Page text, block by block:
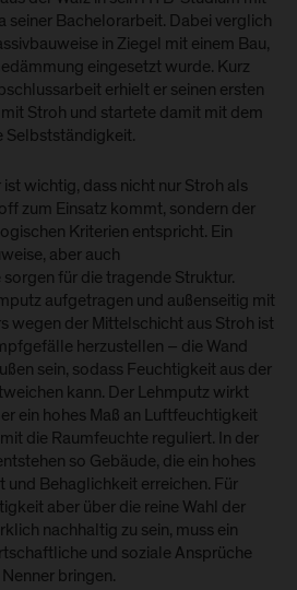
seiner Bachelorarbeit. Dabei verglich
in Ziegel mit einem Bau,
eingesetzt wurde. Kurz
erhielt er seinen ersten
Stroh und startete damit mit dem
Selbstständigkeit.
wichtig, dass nicht nur Stroh als
zum Einsatz kommt, sondern der
Kriterien entspricht. Ein
aber auch
für die tragende Struktur.
aufgetragen und außenseitig mit
wegen der Mittelschicht aus Stroh ist
herzustellen – die Wand
sein, sodass Feuchtigkeit aus der
kann. Der Lehmputz wirkt
ein hohes Maß an Luftfeuchtigkeit
die Raumfeuchte reguliert. In der
so Gebäude, die ein hohes
und Behaglichkeit erreichen. Für
aber über die reine Wahl der
nachhaltig zu sein, muss ein
und soziale Ansprüche
bringen.